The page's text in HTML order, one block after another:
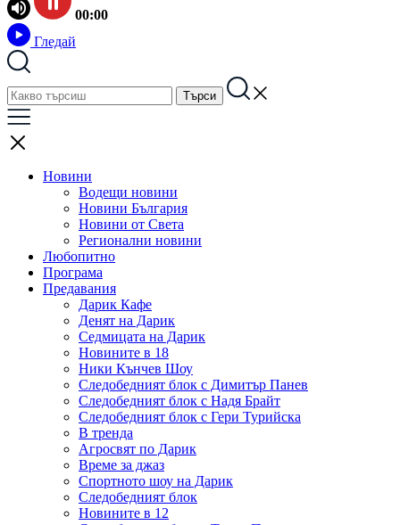
00:00
Гледай
Новини
Водещи новини
Новини България
Новини от Света
Регионални новини
Любопитно
Програма
Предавания
Дарик Кафе
Денят на Дарик
Седмицата на Дарик
Новините в 18
Ники Кънчев Шоу
Следобедният блок с Димитър Панев
Следобедният блок с Надя Брайт
Следобедният блок с Гери Турийска
В тренда
Агросвят по Дарик
Време за джаз
Спортното шоу на Дарик
Следобедният блок
Новините в 12